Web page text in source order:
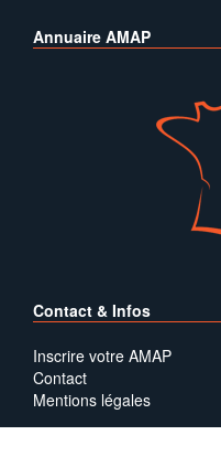
Annuaire AMAP
Contact & Infos
Inscrire votre AMAP
Contact
Mentions légales